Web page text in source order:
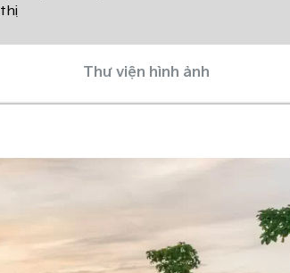
Thư viện hình ảnh